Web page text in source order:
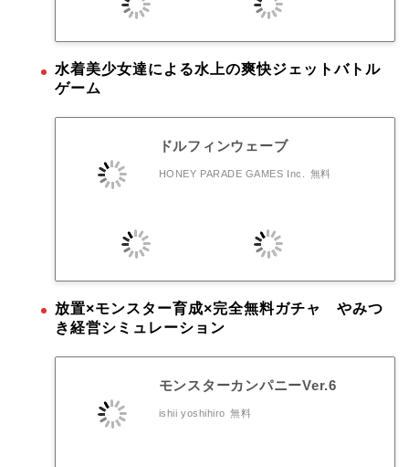
水着美少女達による水上の爽快ジェットバトル
ゲーム
ドルフィンウェーブ
HONEY PARADE GAMES Inc. 無料
放置×モンスター育成×完全無料ガチャ やみつ
き経営シミュレーション
モンスターカンパニーVer.6
ishii yoshihiro 無料